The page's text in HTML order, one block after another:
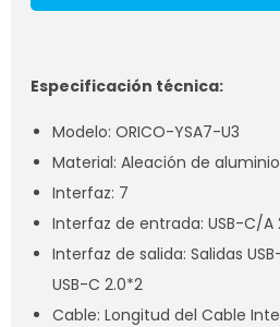
Especificación técnica:
Modelo: ORICO-YSA7-U3
Material: Aleación de aluminio
Interfaz: 7
Interfaz de entrada: USB-C/A
Interfaz de salida: Salidas
USB-C 2.0*2
Cable: Longitud del Cable